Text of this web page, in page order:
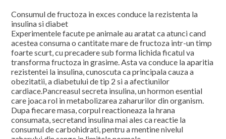
Consumul de fructoza in exces conduce la rezistenta la
insulina si diabet
Experimentele facute pe animale au aratat ca atunci cand
acestea consuma o cantitate mare de fructoza intr-un timp
foarte scurt, cu precadere sub forma lichida ficatul va
transforma fructoza in grasime. Asta va conduce la aparitia
rezistentei la insulina, cunoscuta ca principala cauza a
obezitatii, a diabetului de tip 2 si a afectiunilor
cardiace.Pancreasul secreta insulina, un hormon esential
care joaca rol in metabolizarea zaharurilor din organism.
Dupa fiecare masa, corpul reactioneaza la hrana
consumata, secretand insulina mai ales ca reactie la
consumul de carbohidrati, pentru a mentine nivelul